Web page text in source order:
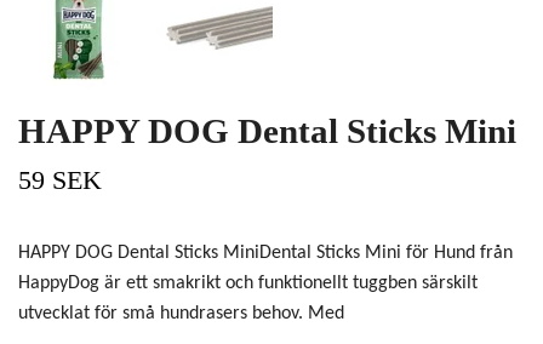
HAPPY DOG Dental Sticks Mini
59 SEK
HAPPY DOG Dental Sticks MiniDental Sticks Mini för Hund från
HappyDog är ett smakrikt och funktionellt tuggben särskilt
utvecklat för små hundrasers behov. Med